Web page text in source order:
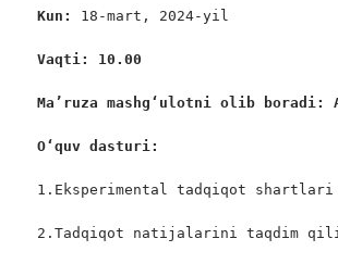
Kun: 18-mart, 2024-yil
Vaqti: 10.00
Ma’ruza mashgʻulotni olib boradi:
O‘ quv dasturi:
1.Eksperimental tadqiqot shartlari
2.Tadqiqot natijalarini taqdim